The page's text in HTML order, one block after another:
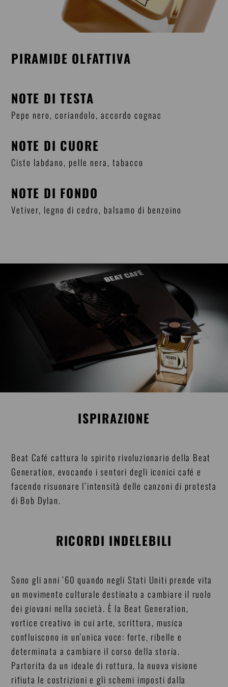
PIRAMIDE OLFATTIVA
NOTE DI TESTA
Pepe nero, coriandolo, accordo cognac
NOTE DI CUORE
Cisto labdano, pelle nera, tabacco
NOTE DI FONDO
Vetiver, legno di cedro, balsamo di benzoino
ISPIRAZIONE
Beat Café cattura lo spirito rivoluzionario della Beat
Generation, evocando i sentori degli iconici café e
facendo risuonare l’intensità delle canzoni di protesta
di Bob Dylan.
RICORDI INDELEBILI
Sono gli anni ’60 quando negli Stati Uniti prende vita
un movimento culturale destinato a cambiare il ruolo
dei giovani nella società. È la Beat Generation,
vortice creativo in cui arte, scrittura, musica
confluiscono in un'unica voce: forte, ribelle e
determinata a cambiare il corso della storia.
Partorita da un ideale di rottura, la nuova visione
rifiuta le costrizioni e gli schemi imposti dalla